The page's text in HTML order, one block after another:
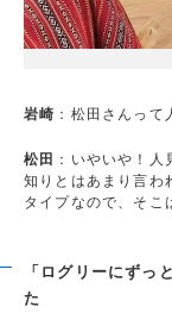
岩崎 ：松田さんって
松田 ：いやいや！
知りとはあまり言わ
タイプなので、そこ
「ログリーにずっ
た